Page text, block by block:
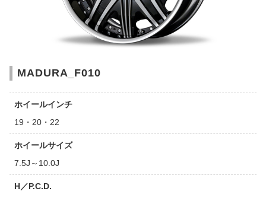
MADURA_F010
ホイールインチ
19・20・22
ホイールサイズ
7.5J～10.0J
H／P.C.D.